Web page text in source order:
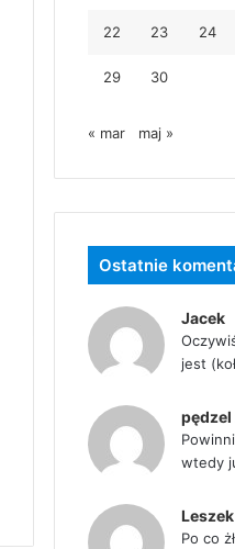
22 23 24
29 30
« mar maj »
Ostatnie
Jacek
jest
pędzel
wtedy
Leszek
Po co